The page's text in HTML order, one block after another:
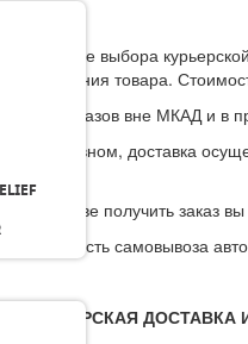
В случае выбора
получения товара.
Для заказов вне МКАД и в
В основном, доставка
В Москве получить заказ
Стоимость самовывоза
КУРЬЕРСКАЯ